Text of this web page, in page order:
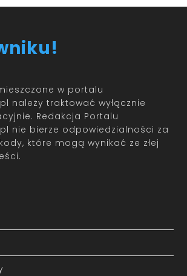
w portalu
należy traktować wyłącznie
Redakcja Portalu
nie bierze odpowiedzialności za
które mogą wynikać ze złej